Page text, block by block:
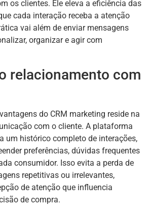
os clientes. Ele eleva a eficiência das
cada interação receba a atenção
vai além de enviar mensagens
organizar e agir com
relacionamento com
do CRM marketing reside na
com o cliente. A plataforma
um histórico completo de interações,
preferências, dúvidas frequentes
consumidor. Isso evita a perda de
repetitivas ou irrelevantes,
de atenção que influencia
de compra.